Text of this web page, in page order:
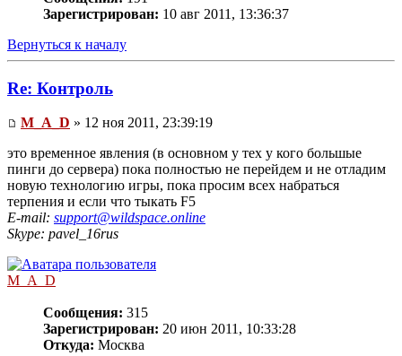
Зарегистрирован: 10 авг 2011, 13:36:37
Вернуться к началу
Re: Контроль
M_A_D » 12 ноя 2011, 23:39:19
это временное явления (в основном у тех у кого большые
пинги до сервера) пока полностью не перейдем и не отладим
новую технологию игры, пока просим всех набраться
терпения и если что тыкать F5
E-mail: support@wildspace.online
Skype: pavel_16rus
M_A_D
Сообщения: 315
Зарегистрирован: 20 июн 2011, 10:33:28
Откуда: Москва